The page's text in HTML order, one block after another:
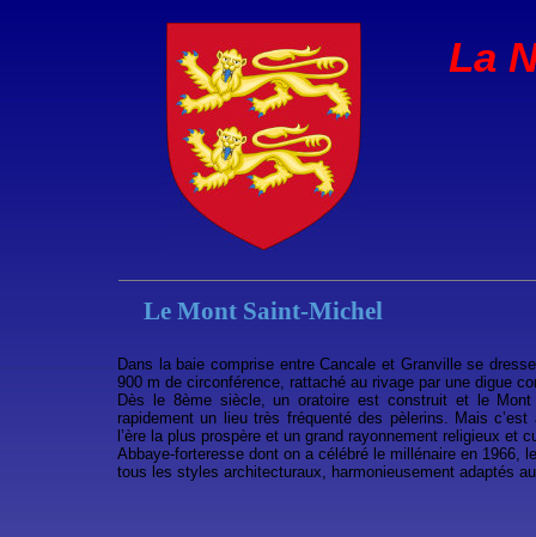
Le Mont Saint-Michel
Dans la baie comprise entre Cancale et Granville se
900 m de circonférence, rattaché au rivage par une digue
Dès le 8ème siècle, un oratoire est construit et le Mont
rapidement un lieu très fréquenté des pèlerins. Mais
l’ère la plus prospère et un grand rayonnement religieux et
Abbaye-forteresse dont on a célébré le millénaire en 1966,
tous les styles architecturaux, harmonieusement adaptés
La